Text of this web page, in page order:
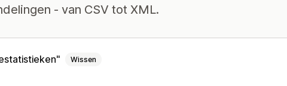
- van CSV tot XML.
Wissen